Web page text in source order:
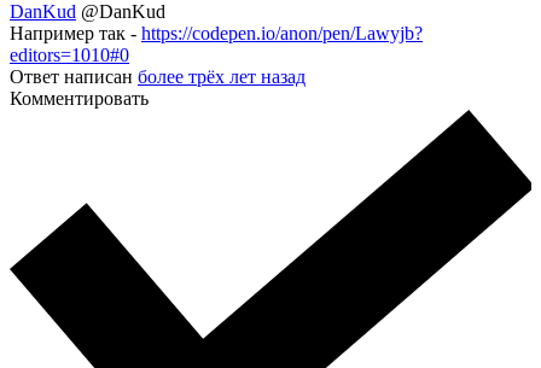
DanKud @DanKud
Например так - https://codepen.io/anon/pen/Lawyjb?
editors=1010#0
Ответ написан более трёх лет назад
Комментировать